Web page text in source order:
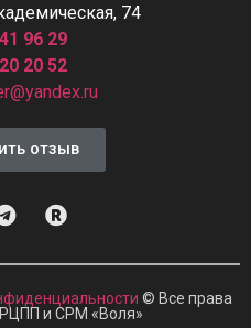
74
96 29
20 52
отзыв
© Все права
и СРМ «Воля»